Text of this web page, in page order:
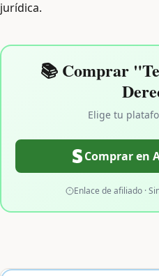
jurídica.
📚 Comprar
Elige tu
Comprar en
Enlace de afiliado ·